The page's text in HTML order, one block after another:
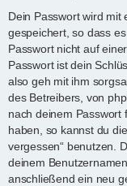
Dein Passwort wird mit
gespeichert, so dass
Passwort nicht auf
Passwort ist dein
also geh mit ihm
des Betreibers, von
nach deinem Passwort
haben, so kannst du
vergessen“ benutzen.
deinem
anschließend ein neu